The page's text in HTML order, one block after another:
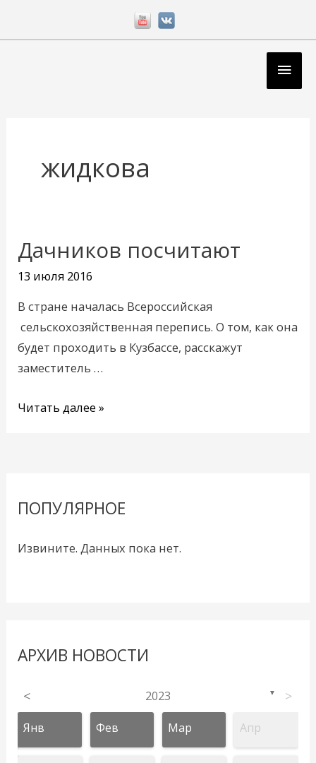
жидкова
Дачников посчитают
13 июля 2016
В стране началась Всероссийская
сельскохозяйственная перепись. О том, как она
будет проходить в Кузбассе, расскажут
заместитель …
Дачников
посчитают
Читать далее »
ПОПУЛЯРНОЕ
Извините. Данных пока нет.
АРХИВ НОВОСТИ
< 2023 ▼ >
Янв Фев Мар Апр